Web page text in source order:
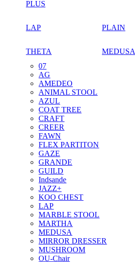
PLUS
LAP PLAIN
THETA
MEDUSA
07
AG
AMEDEO
ANIMAL STOOL
AZUL
COAT TREE
CRAFT
CREER
FAWN
FLEX PARTITON
GAZE
GRANDE
GUILD
Indsande
JAZZ+
KOO CHEST
LAP
MARBLE STOOL
MARTHA
MEDUSA
MIRROR DRESSER
MUSHROOM
OU-Chair